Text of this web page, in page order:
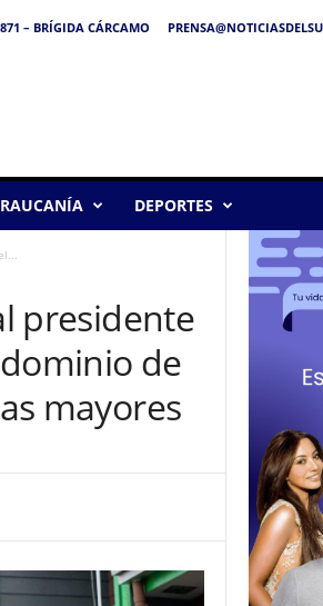
– BRÍGIDA CÁRCAMO
DEPORTES
presidente
de
mayores